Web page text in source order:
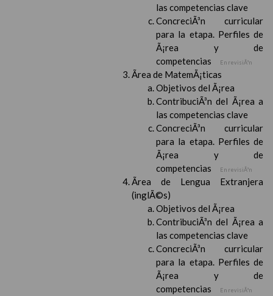
las competencias clave
ConcreciÃ³n curricular
para la etapa. Perfiles de
Ã¡rea y de
competencias
En revisiÃ³n
Ãrea de MatemÃ¡ticas
Objetivos del Ã¡rea
ContribuciÃ³n del Ã¡rea a
las competencias clave
ConcreciÃ³n curricular
para la etapa. Perfiles de
Ã¡rea y de
competencias
En revisiÃ³n
Ãrea de Lengua Extranjera
(inglÃ©s)
Objetivos del Ã¡rea
ContribuciÃ³n del Ã¡rea a
las competencias clave
ConcreciÃ³n curricular
para la etapa. Perfiles de
Ã¡rea y de
competencias
En revisiÃ³n